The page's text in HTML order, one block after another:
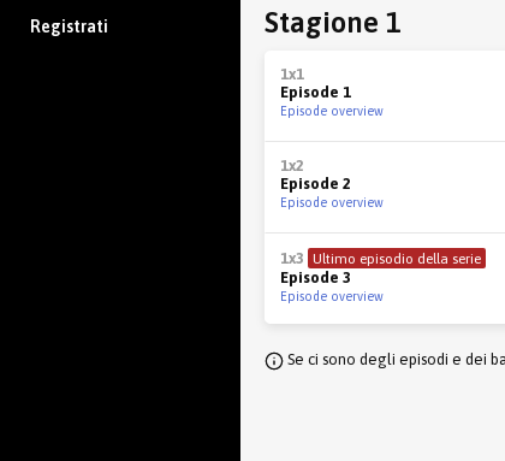
Registrati Stagione 1
1x1
Episode 1
Episode overview
1x2
Episode 2
Episode overview
1x3 Ultimo episodio della serie
Episode 3
Episode overview
Se ci sono degli episodi e dei